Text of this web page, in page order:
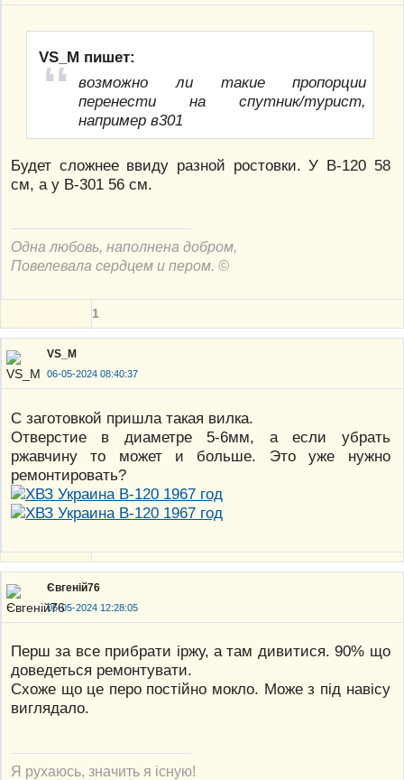
VS_M пишет:
возможно ли такие пропорции
перенести на спутник/турист,
например в301
Будет сложнее ввиду разной ростовки. У В-120 58
см, а у В-301 56 см.
Одна любовь, наполнена добром,
Повелевала сердцем и пером. ©
1
VS_M
06-05-2024 08:40:37
С заготовкой пришла такая вилка.
Отверстие в диаметре 5-6мм, а если убрать
ржавчину то может и больше. Это уже нужно
ремонтировать?
Євгеній76
06-05-2024 12:28:05
Перш за все прибрати іржу, а там дивитися. 90% що
доведеться ремонтувати.
Схоже що це перо постійно мокло. Може з під навісу
виглядало.
Я рухаюсь, значить я існую!